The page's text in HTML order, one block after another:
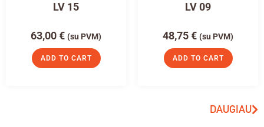
LV 15
63,00€ (su PVM)
ADD TO CART
LV 09
48,75€ (su PVM)
ADD TO CART
DAUGIAU